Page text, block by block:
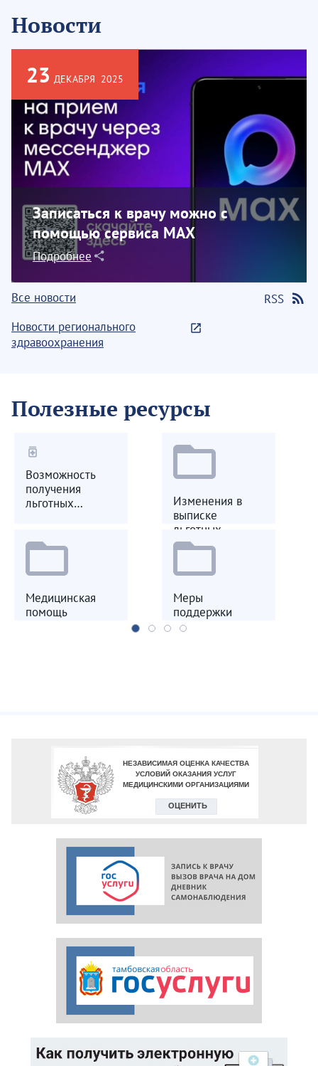
Новости
23 ДЕКАБРЯ 2025
Записаться к врачу можно с
помощью сервиса МАХ
Подробнее
Все новости
RSS
Новости регионального
здравоохранения
Полезные ресурсы
medication
Возможность
получения
льготных
Изменения в
выписке
льготных
лекарственных
Медицинская
помощь
Меры
поддержки
участникам СВО